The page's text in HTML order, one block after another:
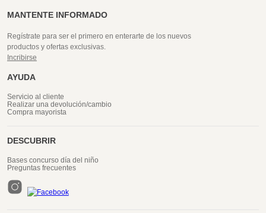
MANTENTE INFORMADO
Regístrate para ser el primero en enterarte de los nuevos
productos y ofertas exclusivas.
Incribirse
AYUDA
Servicio al cliente
Realizar una devolución/cambio
Compra mayorista
DESCUBRIR
Bases concurso día del niño
Preguntas frecuentes